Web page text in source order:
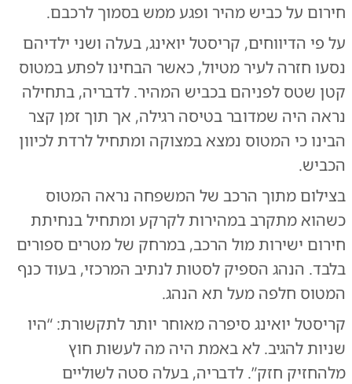
חירום על כביש מהיר ופגע ממש בסמוך לרכבם.
על פי הדיווחים, קריסטל יואינג, בעלה ושני ילדיהם
נסעו חזרה לעיר מטיול, כאשר הבחינו לפתע במטוס
קטן שטס לפניהם בכביש המהיר. לדבריה, בתחילה
נראה היה שמדובר בטיסה רגילה, אך תוך זמן קצר
הבינו כי המטוס נמצא במצוקה ומתחיל לרדת לכיוון
הכביש.
בצילום מתוך הרכב של המשפחה נראה המטוס
כשהוא מתקרב במהירות לקרקע ומתחיל בנחיתת
חירום ישירות מול הרכב, במרחק של מטרים ספורים
בלבד. הנהג הספיק לסטות לנתיב המרכזי, בעוד כנף
המטוס חלפה מעל תא הנהג.
קריסטל יואינג סיפרה מאוחר יותר לתקשורת: “היו
שניות להגיב. לא באמת היה מה לעשות חוץ
מלהחזיק חזק”. לדבריה, בעלה סטה לשוליים